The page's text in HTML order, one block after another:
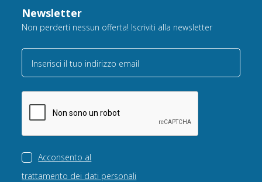
Newsletter
Non perderti nessun offerta! Iscriviti alla newsletter
Inserisci il tuo indirizzo email
Acconsento al
trattamento dei dati personali